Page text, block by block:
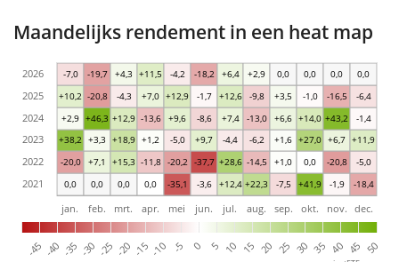
Maandelijks rendement in een heat map
0,0 0,0 0,0 0,0 -35,1 -3,6 +12,4 +22,3 -7,5 +41,9 -1,9 -18,4
-20,0 +7,1 +15,3 -11,8 -20,2 -37,7 +28,6 -14,5 +1,0 0,0 -20,8 -5,0
+38,2 +3,3 +18,9 +1,2 -5,0 +9,7 -4,4 -6,2 +1,6 +27,0 +6,7 +11,9
+2,9 +46,3 +12,9 -13,6 +9,6 -8,6 +7,4 -13,0 +6,6 +14,0 +43,2 -1,4
+10,2 -20,8 -4,3 +7,0 +12,9 -1,7 +12,6 -9,8 +3,5 -1,0 -16,5 -6,4
-7,0 -19,7 +4,3 +11,5 -4,2 -18,2 +6,4 +2,9 0,0 0,0 0,0 0,0
-45 -40 -35 -30 -25 -20 -15 -10 -5 0 5 10 15 20 25 30 35 40 45 50
jan. feb. mrt. apr. mei jun. jul. aug. sep. okt. nov. dec.
2021
2022
2023
2024
2025
2026